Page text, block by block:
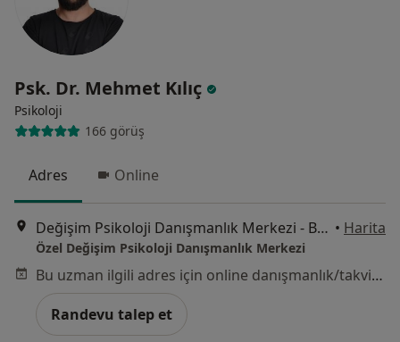
Psk. Dr. Mehmet Kılıç
Psikoloji
166 görüş
Adres Online
Değişim Psikoloji Danışmanlık Merkezi - Bahariye Mahallesi Dr. Orhan Alpyörük Sokak No 13 Daire 10 Karşıyaka, İzmir • Harita
Özel Değişim Psikoloji Danışmanlık Merkezi
Bu uzman ilgili adres için online danışmanlık/takvim sunmuyor.
Randevu talep et